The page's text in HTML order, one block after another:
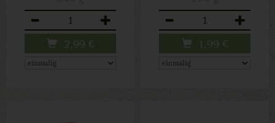
Anzahl
2,99 €
Anzahl
1,99 €